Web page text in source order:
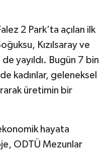
2 Park’ta açılan ilk
Kızılsaray ve
yayıldı. Bugün 7 bin
kadınlar, geleneksel
üretimin bir
hayata
ODTÜ Mezunlar